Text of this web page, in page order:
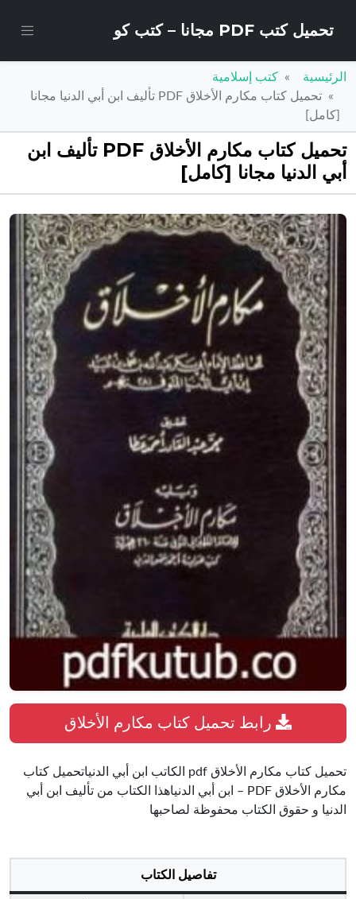
تحميل كتب PDF مجانا – كتب كو
الرئيسية
كتب إسلامية
تحميل كتاب مكارم الأخلاق PDF تأليف ابن أبي الدنيا مجانا
[كامل]
تحميل كتاب مكارم الأخلاق PDF تأليف ابن
أبي الدنيا مجانا [كامل]
تحميل كتاب مكارم الأخلاق pdf الكاتب ابن أبي الدنياتحميل كتاب
مكارم الأخلاق PDF – ابن أبي الدنياهذا الكتاب من تأليف ابن أبي
الدنيا و حقوق الكتاب محفوظة لصاحبها
تفاصيل الكتاب